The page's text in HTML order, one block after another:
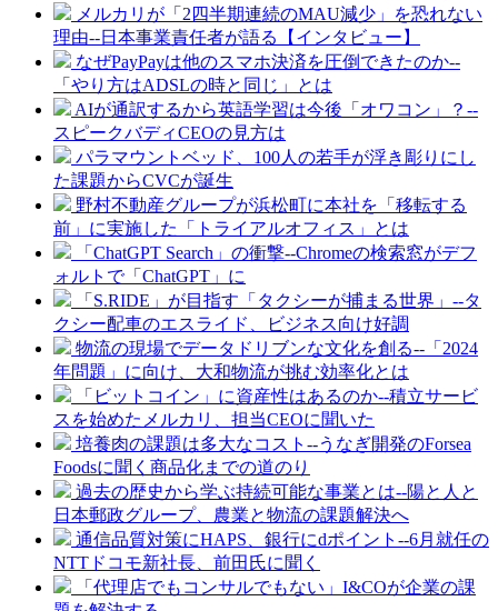
メルカリが「2四半期連続のMAU減少」を恐れない
理由--日本事業責任者が語る【インタビュー】
なぜPayPayは他のスマホ決済を圧倒できたのか--
「やり方はADSLの時と同じ」とは
AIが通訳するから英語学習は今後「オワコン」？--
スピークバディCEOの見方は
パラマウントベッド、100人の若手が浮き彫りにし
た課題からCVCが誕生
野村不動産グループが浜松町に本社を「移転する
前」に実施した「トライアルオフィス」とは
「ChatGPT Search」の衝撃--Chromeの検索窓がデフ
ォルトで「ChatGPT」に
「S.RIDE」が目指す「タクシーが捕まる世界」--タ
クシー配車のエスライド、ビジネス向け好調
物流の現場でデータドリブンな文化を創る--「2024
年問題」に向け、大和物流が挑む効率化とは
「ビットコイン」に資産性はあるのか--積立サービ
スを始めたメルカリ、担当CEOに聞いた
培養肉の課題は多大なコスト--うなぎ開発のForsea
Foodsに聞く商品化までの道のり
過去の歴史から学ぶ持続可能な事業とは--陽と人と
日本郵政グループ、農業と物流の課題解決へ
通信品質対策にHAPS、銀行にdポイント--6月就任の
NTTドコモ新社長、前田氏に聞く
「代理店でもコンサルでもない」I&COが企業の課